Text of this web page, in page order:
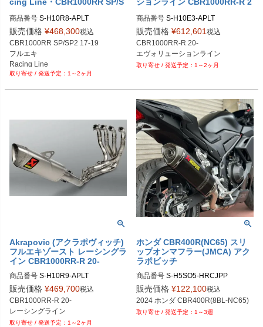
商品番号 S-H10R8-APLT
販売価格 ¥468,300税込
CBR1000RR SP/SP2 17-19
フルエキ
Racing Line
1～2ヶ月
商品番号 S-H10E3-APLT
販売価格 ¥612,601 税込
CBR1000RR-R 20-
エヴォリューションライン
1～2ヶ月
Akrapovic (アクラポヴィッチ)
フルエキゾースト レーシングラ
イン CBR1000RR-R 20-
商品番号
販売価格 ¥469,700税込
CBR1000RR-R 20-
レーシングライン
1～2ヶ月
ホンダ CBR400R(NC65) スリ
ップオンマフラー(JMCA) アク
ラポビッチ
商品番号 S-H5SO5-HRCJPP
9PL：S-H5SO5-HRCJPP
販売価格 ¥122,100税込
2024 ホンダ CBR400R(8BL-NC65)
1～3週